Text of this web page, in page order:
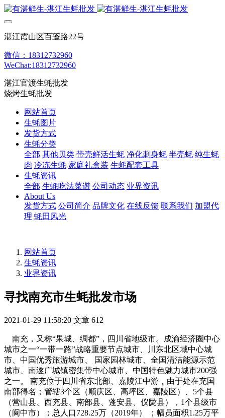
湛江霞山区百蓬路22号
微信：18312732960
WeChat:18312732960
湛江官渡生蚝批发
烧烤生蚝批发
网站首页
生蚝图片
发货方式
生蚝分类
全部 其他贝类 带壳鲜活生蚝 净化刺身蚝 半壳蚝 纯生蚝
肉 冷冻生蚝 家庭礼盒装 生蚝配套工具
生蚝资讯
全部 生蚝吃法菜谱 公司动态 业界资讯
About Us
发货方式 公司简介 品牌文化 在线反馈 联系我们 加盟代
理 蚝田风光
网站首页
生蚝资讯
业界资讯
寻找南充市生蚝批发市场
2021-01-29 11:58:20 文章 612
南充，又称“果城、绸都”，四川省地级市。成渝经济圈中心
城市之一“一带一路”战略重要节点城市、川东北区域中心城
市、中国优秀旅游城市、 国家园林城市、全国清洁能源示范
城市、南遂广城镇密集带中心城市、中国特色魅力城市200强
之一。 南充位于四川省东北部、嘉陵江中游，由于处在充国
南部得名；管辖3个区（顺庆区、高坪区、嘉陵区）、5个县
（营山县、西充县、南部县、蓬安县、仪陇县），1个县级市
（阆中市）；总人口728.25万（2019年） ；幅员面积1.25万平